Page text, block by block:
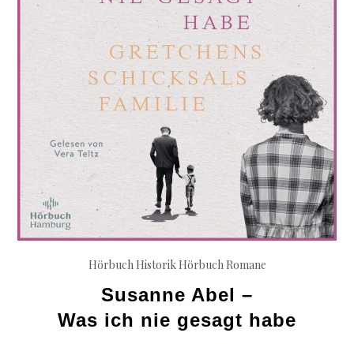
Hörbuch Historik Hörbuch Romane
Susanne Abel –
Was ich nie gesagt habe